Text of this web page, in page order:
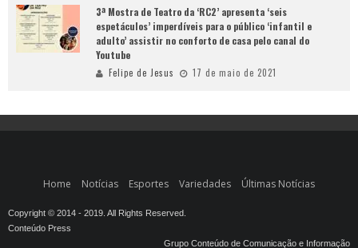
3ª Mostra de Teatro da ‘RC2’ apresenta ‘seis
espetáculos’ imperdíveis para o público ‘infantil e
adulto’ assistir no conforto de casa pelo canal do
Youtube
Felipe de Jesus 17 de maio de 2021
Home Notícias Esportes Variedades Últimas Notícias
Copyright © 2014 - 2019. All Rights Reserved.
Conteúdo Press
Grupo Conteúdo de Comunicação e Informação